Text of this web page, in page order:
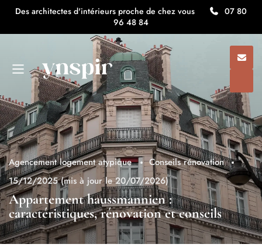
Des architectes d'intérieurs proche de chez vous
07 80
96 48 84
Agencement logement atypique
Conseils rénovation
15/12/2025 (mis à jour le 20/07/2026)
Appartement haussmannien :
caractéristiques, rénovation et conseils